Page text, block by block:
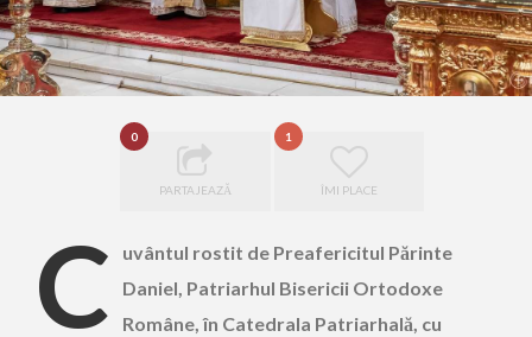
0
PARTAJEAZĂ
1
ÎMI PLACE
C
uvântul rostit de Preafericitul Părinte
Daniel, Patriarhul Bisericii Ortodoxe
Române, în Catedrala Patriarhală, cu